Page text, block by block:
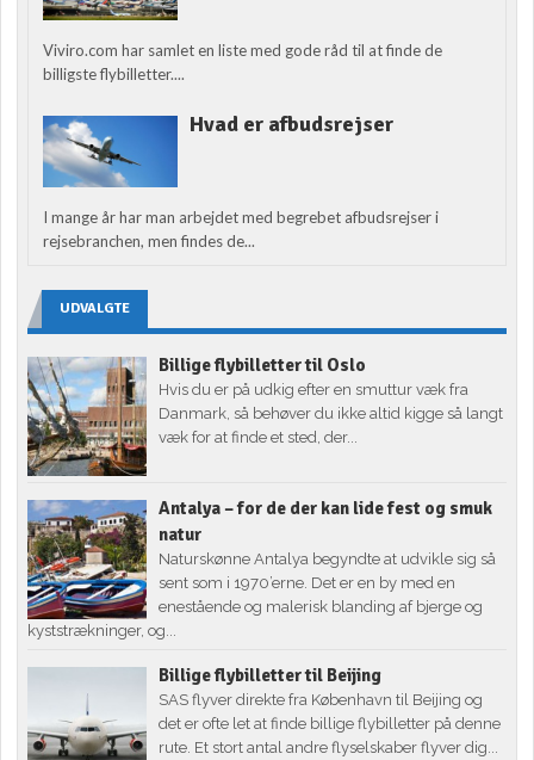
Viviro.com har samlet en liste med gode råd til at finde de
billigste flybilletter....
Hvad er afbudsrejser
I mange år har man arbejdet med begrebet afbudsrejser i
rejsebranchen, men findes de...
UDVALGTE
Billige flybilletter til Oslo
Hvis du er på udkig efter en smuttur væk fra
Danmark, så behøver du ikke altid kigge så langt
væk for at finde et sted, der...
Antalya – for de der kan lide fest og smuk
natur
Naturskønne Antalya begyndte at udvikle sig så
sent som i 1970’erne. Det er en by med en
enestående og malerisk blanding af bjerge og
kyststrækninger, og...
Billige flybilletter til Beijing
SAS flyver direkte fra København til Beijing og
det er ofte let at finde billige flybilletter på denne
rute. Et stort antal andre flyselskaber flyver dig...